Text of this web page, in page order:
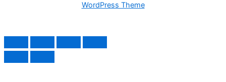
WordPress Theme